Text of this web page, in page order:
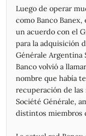
25/06/2026
24/06/2026
23/06/2026
22/06/2026
19/06/2026
18/06/2026
17/06/2026
16/06/2026
12/06/2026
11/06/2026
Luego de operar
como Banco
un acuerdo con el
para la adquisición
Générale Argentina
Banco volvió a
nombre que había
recuperación de las
Société Générale,
distintos miembros